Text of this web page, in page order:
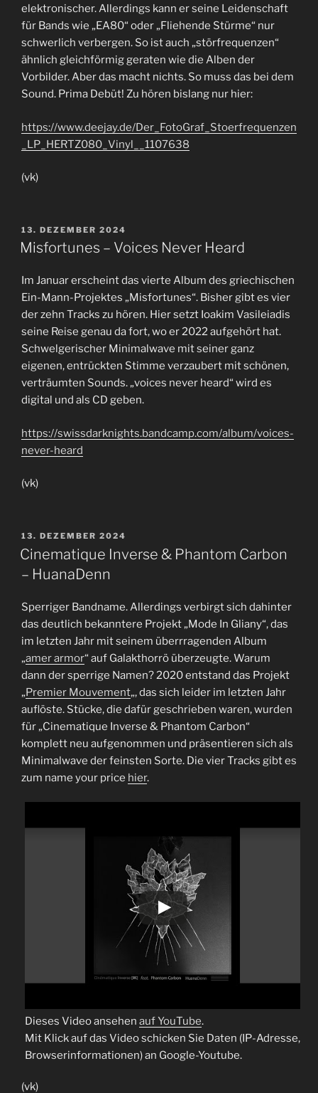
elektronischer. Allerdings kann er seine Leidenschaft
für Bands wie „EA80“ oder „Fliehende Stürme“ nur
schwerlich verbergen. So ist auch „störfrequenzen“
ähnlich gleichförmig geraten wie die Alben der
Vorbilder. Aber das macht nichts. So muss das bei dem
Sound. Prima Debüt! Zu hören bislang nur hier:
https://www.deejay.de/Der_FotoGraf_Stoerfrequenzen
_LP_HERTZ080_Vinyl__1107638
(vk)
VERÖFFENTLICHT
AM
13. DEZEMBER 2024
Misfortunes – Voices Never Heard
Im Januar erscheint das vierte Album des griechischen
Ein-Mann-Projektes „Misfortunes“. Bisher gibt es vier
der zehn Tracks zu hören. Hier setzt Ioakim Vasileiadis
seine Reise genau da fort, wo er 2022 aufgehört hat.
Schwelgerischer Minimalwave mit seiner ganz
eigenen, entrückten Stimme verzaubert mit schönen,
verträumten Sounds. „voices never heard“ wird es
digital und als CD geben.
https://swissdarknights.bandcamp.com/album/voices-
never-heard
(vk)
VERÖFFENTLICHT
AM
13. DEZEMBER 2024
Cinematique Inverse & Phantom Carbon
– HuanaDenn
Sperriger Bandname. Allerdings verbirgt sich dahinter
das deutlich bekanntere Projekt „Mode In Gliany“, das
im letzten Jahr mit seinem überrragenden Album
„amer armor“ auf Galakthorrö überzeugte. Warum
dann der sperrige Namen? 2020 entstand das Projekt
„Premier Mouvement„, das sich leider im letzten Jahr
auflöste. Stücke, die dafür geschrieben waren, wurden
für „Cinematique Inverse & Phantom Carbon“
komplett neu aufgenommen und präsentieren sich als
Minimalwave der feinsten Sorte. Die vier Tracks gibt es
zum name your price hier.
Dieses Video ansehen auf YouTube.
Mit Klick auf das Video schicken Sie Daten (IP-Adresse,
Browserinformationen) an Google-Youtube.
(vk)